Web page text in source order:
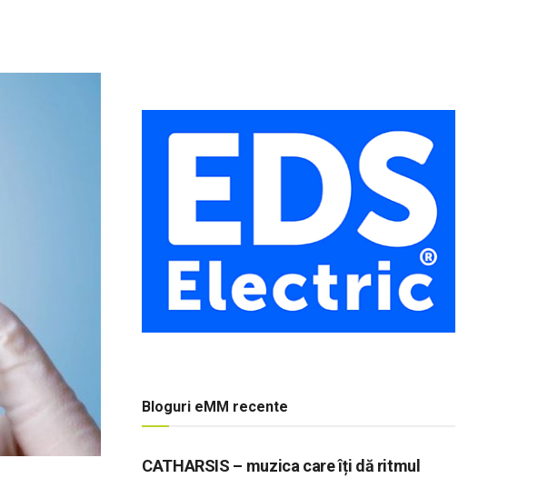
Bloguri eMM recente
CATHARSIS – muzica care îți dă ritmul